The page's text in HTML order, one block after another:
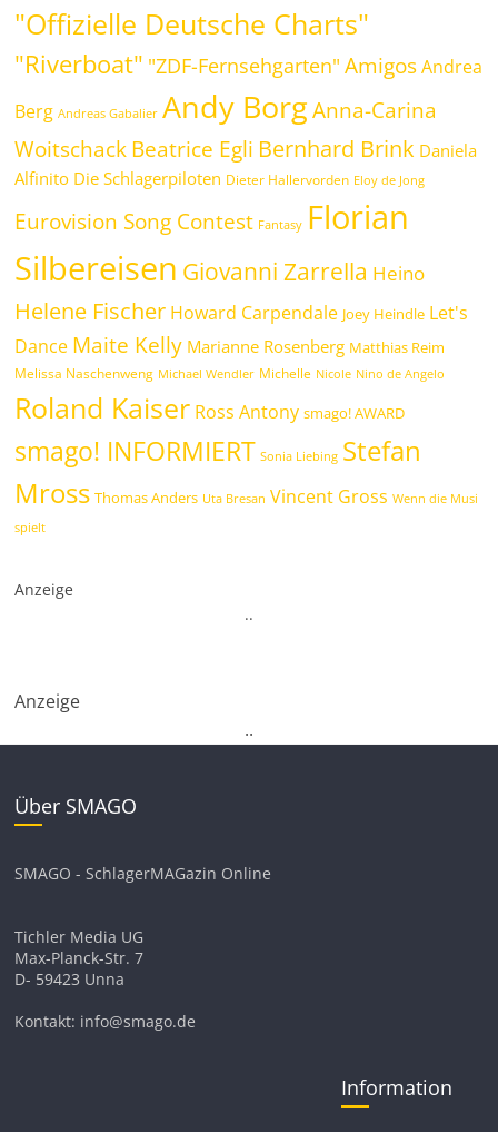
"Offizielle Deutsche Charts"
"Riverboat" "ZDF-Fernsehgarten" Amigos Andrea
Berg Andreas Gabalier Andy Borg Anna-Carina
WoitschackBeatrice Egli Bernhard Brink Daniela
Alfinito Die Schlagerpiloten Dieter Hallervorden Eloy de Jong
Eurovision Song Contest Fantasy Florian
Silbereisen Giovanni Zarrella Heino
Helene Fischer Howard Carpendale Joey Heindle Let's
Dance Maite Kelly Marianne Rosenberg Matthias Reim
Melissa Naschenweng Michael Wendler Michelle Nicole Nino de Angelo
Roland Kaiser Ross Antony smago! AWARD
smago! INFORMIERT Sonia Liebing Stefan
Mross Thomas Anders Uta Bresan Vincent Gross Wenn die Musi
spielt
Anzeige
..
Anzeige
..
Über SMAGO
SMAGO - SchlagerMAGazin Online
Tichler Media UG
Max-Planck-Str. 7
D- 59423 Unna
Kontakt: info@smago.de
Information